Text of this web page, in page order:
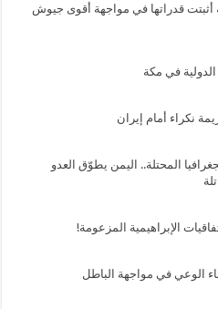
أثبتت قدراتها في مواجهة أقوى جيوش
نكراء أمام إيران
المحتلة.. اليمن يطوّق العدو
الإبراهيمية المزعومة!
الوعي في مواجهة الباطل